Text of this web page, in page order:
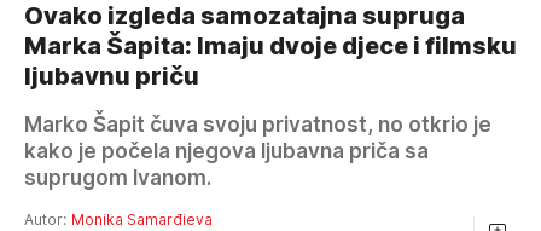
Ovako izgleda samozatajna supruga
Marka Šapita: Imaju dvoje djece i filmsku
ljubavnu priču
Marko Šapit čuva svoju privatnost, no otkrio je
kako je počela njegova ljubavna priča sa
suprugom Ivanom.
Autor: Monika Samarđieva